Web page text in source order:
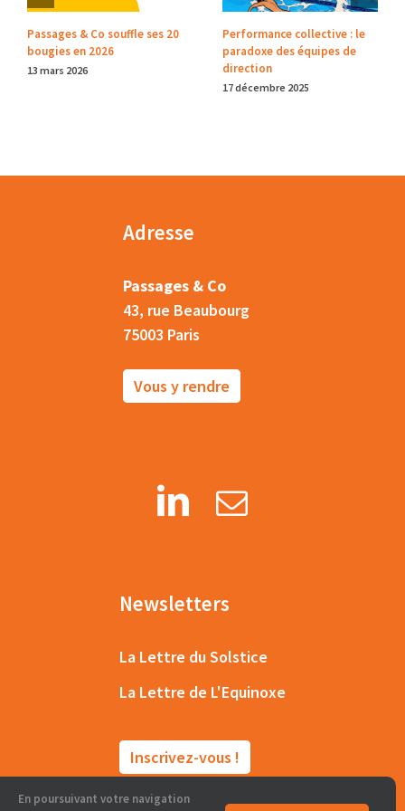
Passages & Co souffle ses 20
bougies en 2026
13 mars 2026
Performance collective : le
paradoxe des équipes de
direction
17 décembre 2025
Adresse
Passages & Co
43, rue Beaubourg
75003 Paris
Vous y rendre
Newsletters
La Lettre du Solstice
La Lettre de L'Equinoxe
Inscrivez-vous !
En poursuivant votre navigation